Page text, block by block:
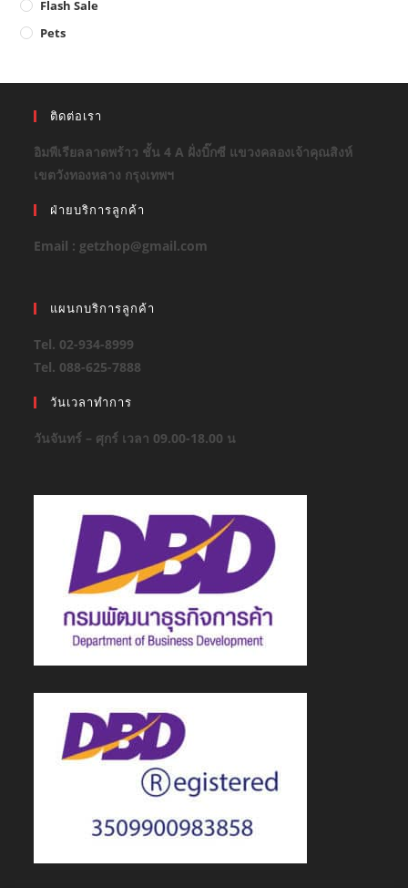
Flash Sale
Pets
ติดต่อเรา
อิมพีเรียลลาดพร้าว ชั้น 4 A ฝั่งบิ๊กซี แขวงคลองเจ้าคุณสิงห์
เขตวังทองหลาง กรุงเทพฯ
ฝ่ายบริการลูกค้า
Email : getzhop@gmail.com
แผนกบริการลูกค้า
Tel. 02-934-8999
Tel. 088-625-7888
วันเวลาทำการ
วันจันทร์ – ศุกร์ เวลา 09.00-18.00 น